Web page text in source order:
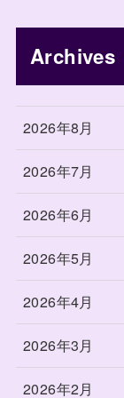
Archives
2026年8月
2026年7月
2026年6月
2026年5月
2026年4月
2026年3月
2026年2月